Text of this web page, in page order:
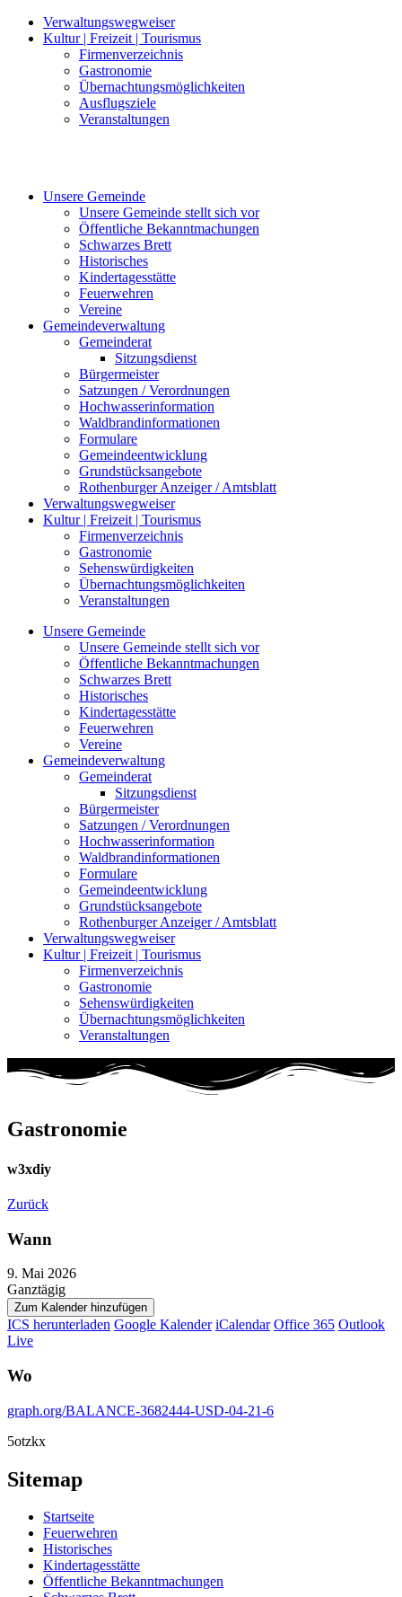
Verwaltungswegweiser
Kultur | Freizeit | Tourismus
Firmenverzeichnis
Gastronomie
Übernachtungsmöglichkeiten
Ausflugsziele
Veranstaltungen
Unsere Gemeinde
Unsere Gemeinde stellt sich vor
Öffentliche Bekanntmachungen
Schwarzes Brett
Historisches
Kindertagesstätte
Feuerwehren
Vereine
Gemeindeverwaltung
Gemeinderat
Sitzungsdienst
Bürgermeister
Satzungen / Verordnungen
Hochwasserinformation
Waldbrandinformationen
Formulare
Gemeindeentwicklung
Grundstücksangebote
Rothenburger Anzeiger / Amtsblatt
Verwaltungswegweiser
Kultur | Freizeit | Tourismus
Firmenverzeichnis
Gastronomie
Sehenswürdigkeiten
Übernachtungsmöglichkeiten
Veranstaltungen
Unsere Gemeinde
Unsere Gemeinde stellt sich vor
Öffentliche Bekanntmachungen
Schwarzes Brett
Historisches
Kindertagesstätte
Feuerwehren
Vereine
Gemeindeverwaltung
Gemeinderat
Sitzungsdienst
Bürgermeister
Satzungen / Verordnungen
Hochwasserinformation
Waldbrandinformationen
Formulare
Gemeindeentwicklung
Grundstücksangebote
Rothenburger Anzeiger / Amtsblatt
Verwaltungswegweiser
Kultur | Freizeit | Tourismus
Firmenverzeichnis
Gastronomie
Sehenswürdigkeiten
Übernachtungsmöglichkeiten
Veranstaltungen
Gastronomie
w3xdiy
Zurück
Wann
9. Mai 2026
Ganztägig
Zum Kalender hinzufügen
ICS herunterladen Google Kalender iCalendar Office 365 Outlook
Live
Wo
graph.org/BALANCE-3682444-USD-04-21-6
5otzkx
Sitemap
Startseite
Feuerwehren
Historisches
Kindertagesstätte
Öffentliche Bekanntmachungen